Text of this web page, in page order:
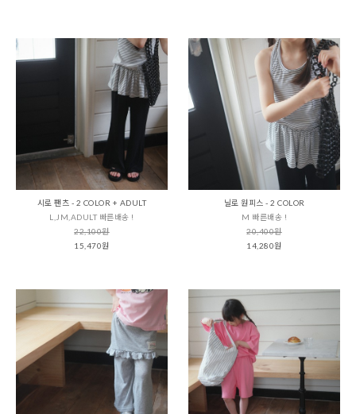
시로 팬츠 - 2 COLOR + ADULT
L,JM,ADULT 빠른배송 !
22,100원
15,470원
닐로 원피스 - 2 COLOR
M 빠른배송 !
20,400원
14,280원